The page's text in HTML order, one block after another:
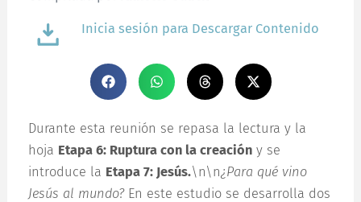
Inicia sesión para Descargar Contenido
Durante esta reunión se repasa la lectura y la
hoja Etapa 6: Ruptura con la creación y se
introduce la Etapa 7: Jesús.\n\n¿Para qué vino
Jesús al mundo?En este estudio se desarrolla dos